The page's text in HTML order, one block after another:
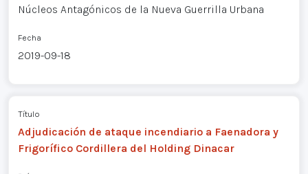
Núcleos Antagónicos de la Nueva Guerrilla Urbana
Fecha
2019-09-18
Título
Adjudicación de ataque incendiario a Faenadora y
Frigorífico Cordillera del Holding Dinacar